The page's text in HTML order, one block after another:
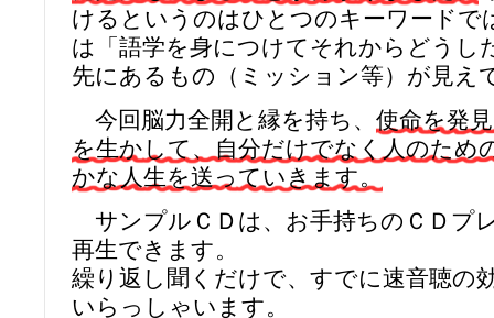
けるというのはひとつのキーワードで
は「語学を身につけてそれからどうし
先にあるもの（ミッション等）が見え
今回脳力全開と縁を持ち、 使命を発
を生かして、自分だけでなく人のため
かな人生を送っていきます。
サンプルＣＤは、お手持ちのＣＤプ
再生できます。
繰り返し聞くだけで、すでに速音聴の
いらっしゃいます。